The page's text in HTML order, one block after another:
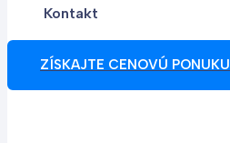
Kontakt
ZÍSKAJTE CENOVÚ PONUKU